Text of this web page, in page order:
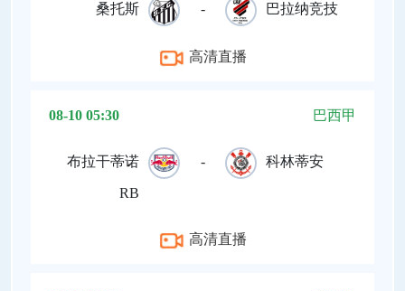
桑托斯 - 巴拉纳竞技
高清直播
08-10 05:30 巴西甲
布拉干蒂诺
RB
- 科林蒂安
高清直播